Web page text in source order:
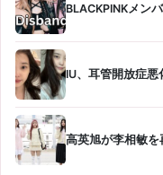
BLACKPINKメン
IU、耳管開放症
高英旭が李相敏